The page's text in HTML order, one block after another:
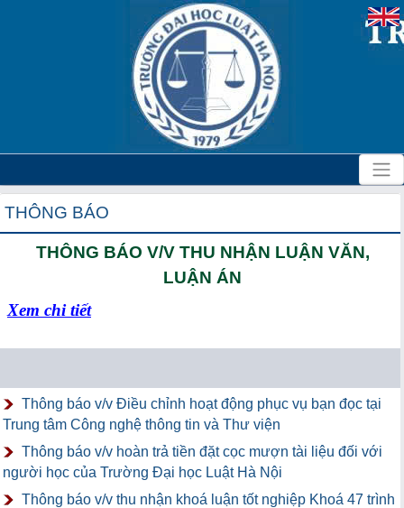
THÔNG BÁO
THÔNG BÁO V/V THU NHẬN LUẬN VĂN,
LUẬN ÁN
Xem chi tiết
Thông báo v/v Điều chỉnh hoạt động phục vụ bạn đọc tại
Trung tâm Công nghệ thông tin và Thư viện
Thông báo v/v hoàn trả tiền đặt cọc mượn tài liệu đối với
người học của Trường Đại học Luật Hà Nội
Thông báo v/v thu nhận khoá luận tốt nghiệp Khoá 47 trình